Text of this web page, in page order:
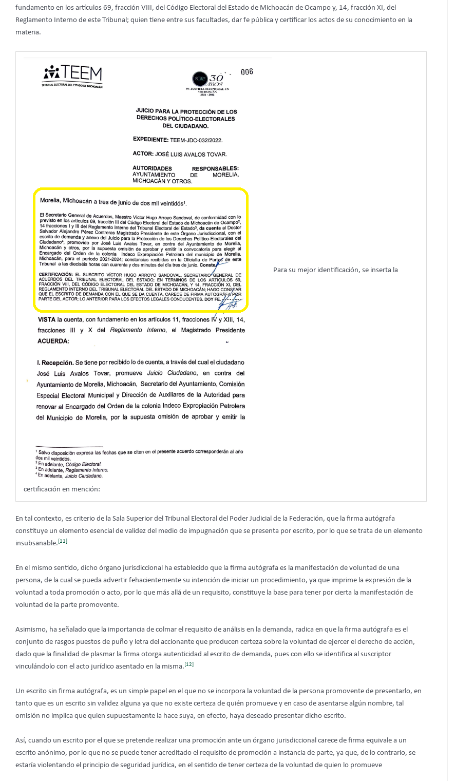
fundamento en los artículos 69, fracción VIII, del Código Electoral del Estado de Michoacán de Ocampo y, 14, fracción XI, del
Reglamento Interno de este Tribunal; quien tiene entre sus facultades, dar fe pública y certificar los actos de su conocimiento en la
materia.
Para su mejor identificación, se inserta la
certificación en mención:
En tal contexto, es criterio de la Sala Superior del Tribunal Electoral del Poder Judicial de la Federación, que la firma autógrafa
constituye un elemento esencial de validez del medio de impugnación que se presenta por escrito, por lo que se trata de un elemento
insubsanable. [11]
En el mismo sentido, dicho órgano jurisdiccional ha establecido que la firma autógrafa es la manifestación de voluntad de una
persona, de la cual se pueda advertir fehacientemente su intención de iniciar un procedimiento, ya que imprime la expresión de la
voluntad a toda promoción o acto, por lo que más allá de un requisito, constituye la base para tener por cierta la manifestación de
voluntad de la parte promovente.
Asimismo, ha señalado que la importancia de colmar el requisito de análisis en la demanda, radica en que la firma autógrafa es el
conjunto de rasgos puestos de puño y letra del accionante que producen certeza sobre la voluntad de ejercer el derecho de acción,
dado que la finalidad de plasmar la firma otorga autenticidad al escrito de demanda, pues con ello se identifica al suscriptor
vinculándolo con el acto jurídico asentado en la misma. [12]
Un escrito sin firma autógrafa, es un simple papel en el que no se incorpora la voluntad de la persona promovente de presentarlo, en
tanto que es un escrito sin validez alguna ya que no existe certeza de quién promueve y en caso de asentarse algún nombre, tal
omisión no implica que quien supuestamente la hace suya, en efecto, haya deseado presentar dicho escrito.
Así, cuando un escrito por el que se pretende realizar una promoción ante un órgano jurisdiccional carece de firma equivale a un
escrito anónimo, por lo que no se puede tener acreditado el requisito de promoción a instancia de parte, ya que, de lo contrario, se
estaría violentando el principio de seguridad jurídica, en el sentido de tener certeza de la voluntad de quien lo promueve